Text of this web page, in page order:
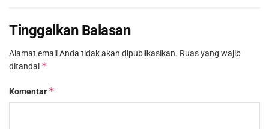
Tinggalkan Balasan
Alamat email Anda tidak akan dipublikasikan. Ruas yang wajib
ditandai *
Komentar *